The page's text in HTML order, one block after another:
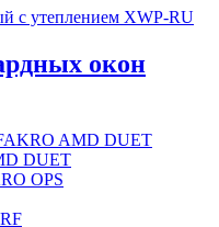
с утеплением XWP-RU
окон
DUET